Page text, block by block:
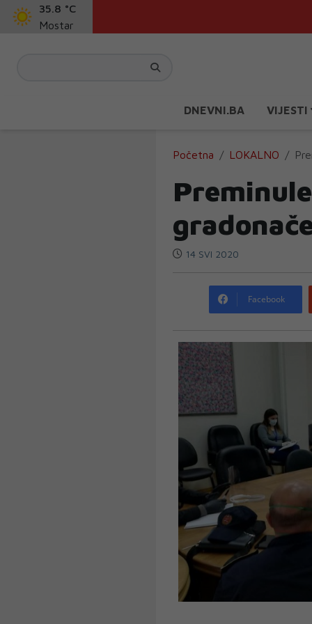
35.8 °C
Mostar
DNEVNI.BA VIJESTI
Početna LOKALNO
14 SVI 2020
Facebook